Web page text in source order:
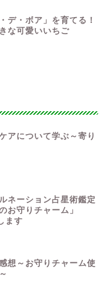
デ・ボア」を育てる！
な可愛いいちご
アについて学ぶ～寄り
ネーション占星術鑑定
お守りチャーム」
ます
想～お守りチャーム使